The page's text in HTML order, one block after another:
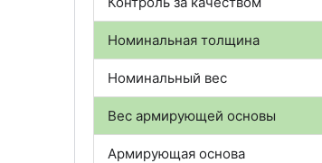
Номинальная толщина
Номинальный вес
Вес армирующей основы
Армирующая основа